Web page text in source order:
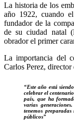
La historia de los
año 1922, cuando
fundador de la
de su ciudad natal
obrador el primer
La importancia del
Carlos Perez,
“Este año está
celebrar el
país, que ha
varias
tenemos
públicos”